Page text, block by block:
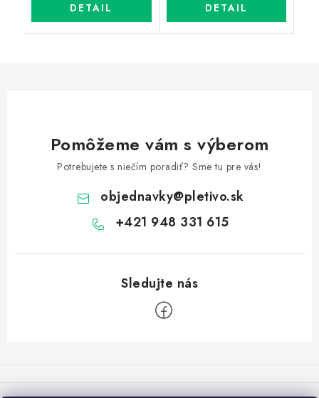
DETAIL DETAIL
Pomôžeme vám s výberom
Potrebujete s niečím poradiť? Sme tu pre vás!
objednavky@pletivo.sk
+421 948 331 615
p